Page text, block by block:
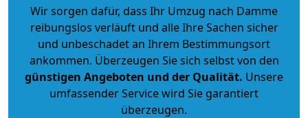
Wir sorgen dafür, dass Ihr Umzug nach Damme
reibungslos verläuft und alle Ihre Sachen sicher
und unbeschadet an Ihrem Bestimmungsort
ankommen. Überzeugen Sie sich selbst von den
günstigen Angeboten und der Qualität. Unsere
umfassender Service wird Sie garantiert
überzeugen.